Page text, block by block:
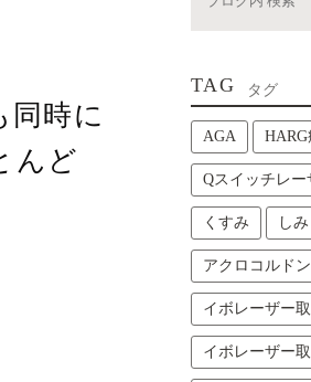
同時に
んど
TAG タグ
AGA
Qスイッチレー
くすみ しみ
アクロコルドン
イボレーザー
イボレーザー